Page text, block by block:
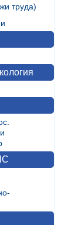
труда)